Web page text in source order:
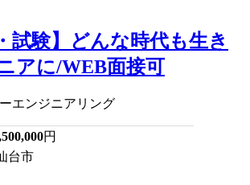
試験】どんな時代も生き
アに/WEB面接可
エンジニアリング
円
台市